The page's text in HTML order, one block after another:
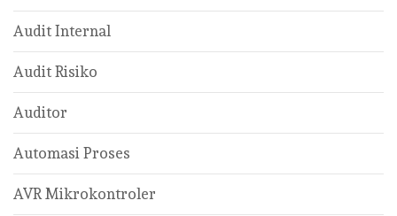
Audit Internal
Audit Risiko
Auditor
Automasi Proses
AVR Mikrokontroler